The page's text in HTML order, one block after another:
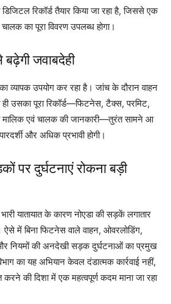
रिकॉर्ड तैयार किया जा रहा है, जिससे एक
का पूरा विवरण उपलब्ध होगा।
बढ़ेगी जवाबदेही
व्यापक उपयोग कर रहा है। जांच के दौरान वाहन
उसका पूरा रिकॉर्ड—फिटनेस, टैक्स, परमिट,
मालिक एवं चालक की जानकारी—तुरंत सामने आ
और अधिक प्रभावी होगी।
पर दुर्घटनाएं रोकना बड़ी
यातायात के कारण नोएडा की सड़कें लगातार
ऐसे में बिना फिटनेस वाले वाहन, ओवरलोडिंग,
नियमों की अनदेखी सड़क दुर्घटनाओं का प्रमुख
का यह अभियान केवल दंडात्मक कार्रवाई नहीं,
की दिशा में एक महत्वपूर्ण कदम माना जा रहा